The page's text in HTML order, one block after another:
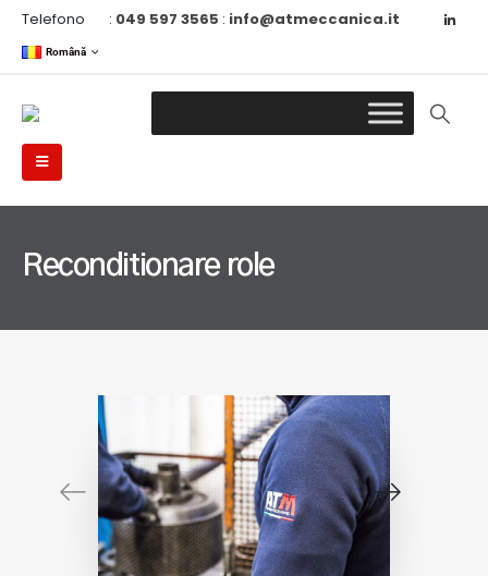
Telefono : 049 597 3565 : info@atmeccanica.it
Română
Reconditionare role